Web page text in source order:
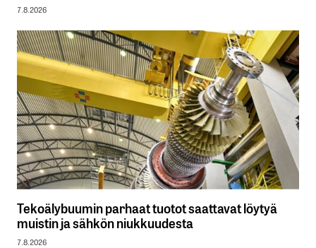
7.8.2026
Tekoälybuumin parhaat tuotot saattavat löytyä
muistin ja sähkön niukkuudesta
7.8.2026